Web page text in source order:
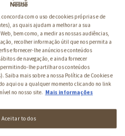
novo NESCAFÉ
uma
com
deorigem
blend perfeito
Arábica e
textura cremosa
com o uso de cookies próprias e de
as quais ajudam a melhorar a sua
bem como, a medir as nossas audiências,
recolher informação útil que nos permita a
e fornecer-lhe anúncios e conteúdos
de navegação, e ainda fornecer
lhe partilhar os conteúdos
mais sobre a nossa Política de Cookies e
aqui ou a qualquer momento clicando no link
no nosso site. Mais informações
Aceitar todos